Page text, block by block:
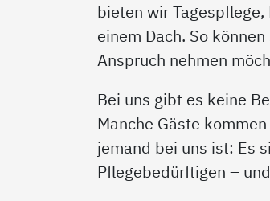
bieten wir
einem Dach. So
Anspruch nehmen
Bei uns gibt es keine
Manche Gäste
jemand bei uns ist: Es
Pflegebedürftigen –